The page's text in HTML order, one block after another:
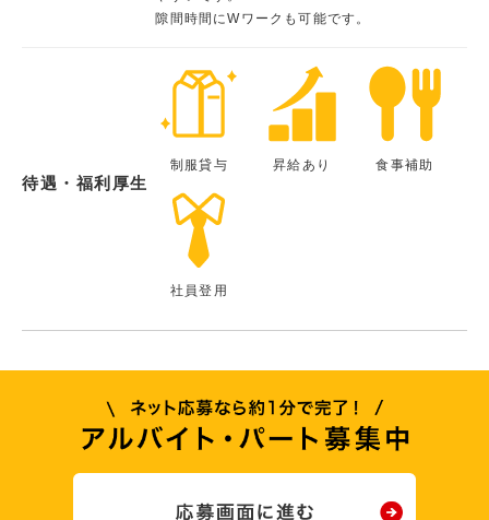
隙間時間にWワークも可能です。
待遇・福利厚生
制服貸与 昇給あり 食事補助
社員登用